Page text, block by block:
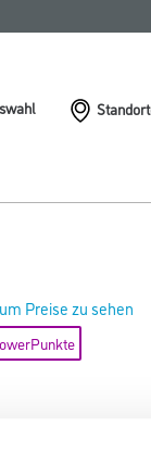
Preise zu sehen